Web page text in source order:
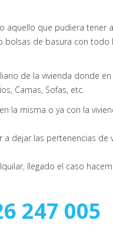
aquello que pudiera tener
bolsas de basura con todo
de la vivienda donde
Camas, Sofas, etc.
la misma o ya con la
a dejar las pertenencias de
llegado el caso
247 005